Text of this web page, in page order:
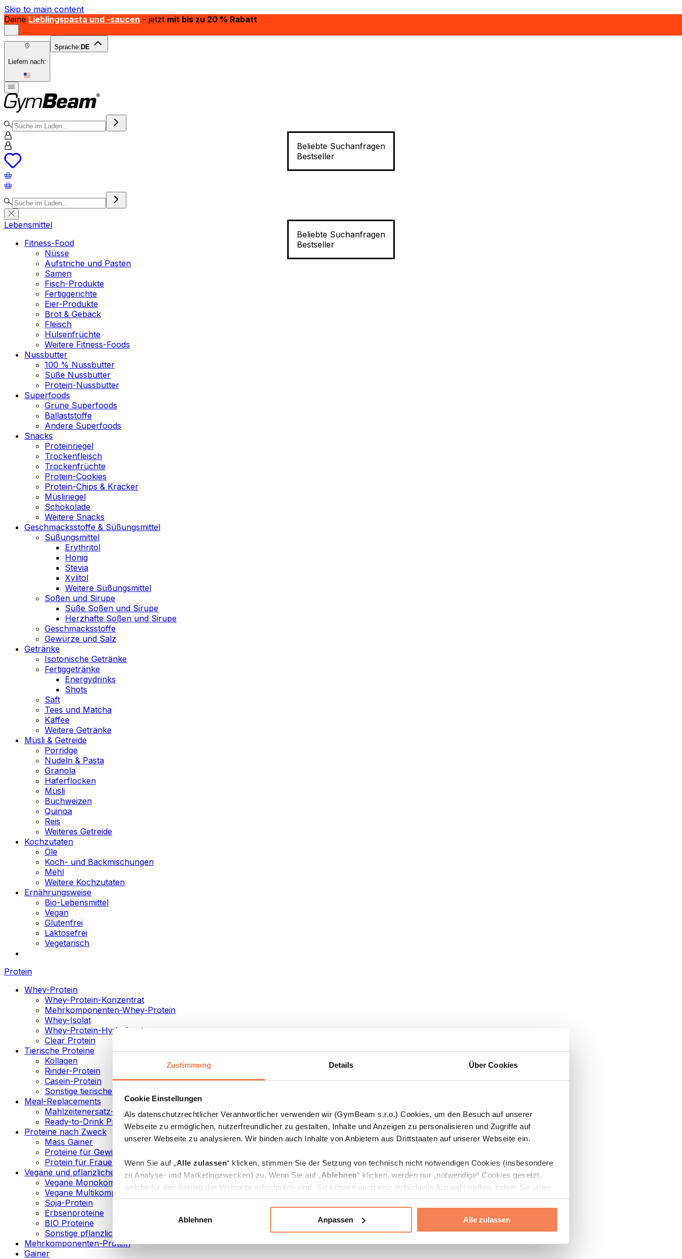
Zustimmung Details Über Cookies
Cookie Einstellungen
Als datenschutzrechtlicher Verantwortlicher verwenden wir (GymBeam s.r.o.) Cookies, um den Besuch auf unserer
Webseite zu ermöglichen, nutzerfreundlicher zu gestalten, Inhalte und Anzeigen zu personalisieren und Zugriffe auf
unserer Webseite zu analysieren. Wir binden auch Inhalte von Anbietern aus Drittstaaten auf unserer Webseite ein.
Wenn Sie auf „Alle zulassen“ klicken, stimmen Sie der Setzung von technisch nicht notwendigen Cookies (insbesondere
zu Analyse- und Marketingzwecken) zu. Wenn Sie auf „Ablehnen“ klicken, werden nur „notwendige“ Cookies gesetzt,
welche für den Betrieb der Webseite erforderlich sind. Sie können auch eine individuelle Auswahl treffen, indem Sie unter
„Anpassen“ einzelne Kategorien an- oder abwählen und „Auswahl erlauben“ klicken.
Weitere Informationen über die Verarbeitung Ihrer Daten finden Sie in den Unterpunkten „Details“ und „Über Cookies“
Ablehnen Anpassen Alle zulassen
Skip to main content
Deine Lieblingspasta und -saucen - jetzt mit bis zu 20 % Rabatt
Liefern nach:
Sprache: DE
Beliebte Suchanfragen
Bestseller
Beliebte Suchanfragen
Bestseller
Lebensmittel
Fitness-Food
Nüsse
Aufstriche und Pasten
Samen
Fisch-Produkte
Fertiggerichte
Eier-Produkte
Brot & Gebäck
Fleisch
Hülsenfrüchte
Weitere Fitness-Foods
Nussbutter
100 % Nussbutter
Süße Nussbutter
Protein-Nussbutter
Superfoods
Grüne Superfoods
Ballaststoffe
Andere Superfoods
Snacks
Proteinriegel
Trockenfleisch
Trockenfrüchte
Protein-Cookies
Protein-Chips & Kräcker
Müsliriegel
Schokolade
Weitere Snacks
Geschmacksstoffe & Süßungsmittel
Süßungsmittel
Erythritol
Honig
Stevia
Xylitol
Weitere Süßungsmittel
Soßen und Sirupe
Süße Soßen und Sirupe
Herzhafte Soßen und Sirupe
Geschmacksstoffe
Gewürze und Salz
Getränke
Isotonische Getränke
Fertiggetränke
Energydrinks
Shots
Saft
Tees und Matcha
Kaffee
Weitere Getränke
Müsli & Getreide
Porridge
Nudeln & Pasta
Granola
Haferflocken
Müsli
Buchweizen
Quinoa
Reis
Weiteres Getreide
Kochzutaten
Öle
Koch- und Backmischungen
Mehl
Weitere Kochzutaten
Ernährungsweise
Bio-Lebensmittel
Vegan
Glutenfrei
Laktosefrei
Vegetarisch
Protein
Whey-Protein
Whey-Protein-Konzentrat
Mehrkomponenten-Whey-Protein
Whey-Isolat
Whey-Protein-Hydrolysat
Clear Protein
Tierische Proteine
Kollagen
Rinder-Protein
Casein-Protein
Sonstige tierische Proteine
Meal-Replacements
Mahlzeitenersatz-Pulver
Ready-to-Drink Proteingetränke
Proteine nach Zweck
Mass Gainer
Proteine für Gewichtsverlust
Protein für Frauen
Vegane und pflanzliche Proteine
Vegane Monokomponenten-Proteine
Vegane Multikomponenten-Proteine
Soja-Protein
Erbsenproteine
BIO Proteine
Sonstige pflanzliche Proteine
Mehrkomponenten-Protein
Gainer